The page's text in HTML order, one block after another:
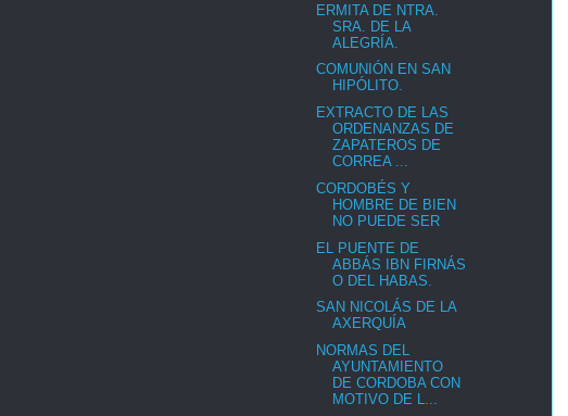
ERMITA DE NTRA.
SRA. DE LA
ALEGRÍA.
COMUNIÓN EN SAN
HIPÓLITO.
EXTRACTO DE LAS
ORDENANZAS DE
ZAPATEROS DE
CORREA ...
CORDOBÉS Y
HOMBRE DE BIEN
NO PUEDE SER
EL PUENTE DE
ABBÁS IBN FIRNÁS
O DEL HABAS.
SAN NICOLÁS DE LA
AXERQUÍA
NORMAS DEL
AYUNTAMIENTO
DE CORDOBA CON
MOTIVO DE L...